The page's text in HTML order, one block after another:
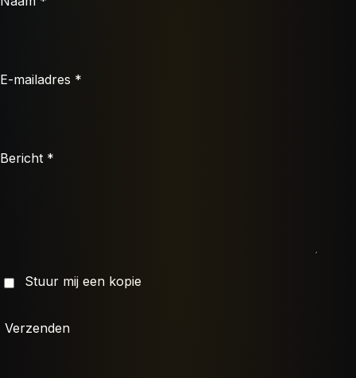
E-mailadres *
Bericht *
Stuur mij een kopie
Verzenden